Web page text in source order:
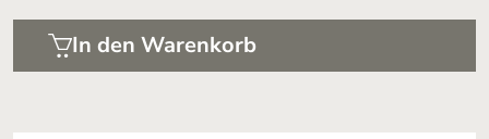
In den Warenkorb